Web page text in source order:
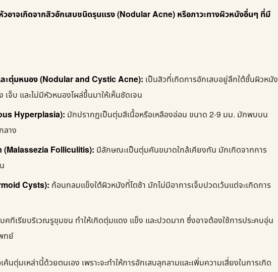
อาจเกิดจากสิวอักเสบชนิดรุนแรง (Nodular Acne) หรือภาวะทางผิวหนังอื่นๆ ที่มี
ะตุ่มหนอง (Nodular and Cystic Acne): เป็นสิวที่เกิดการอักเสบอยู่ลึกใต้ชั้นผิวหนัง
จ็บ และไม่มีหัวหนองโผล่ขึ้นมาให้เห็นชัดเจน
Hyperplasia): มักปรากฏเป็นตุ่มสีเนื้อหรือเหลืองอ่อน ขนาด 2-9 มม. มักพบบน
ลาง
(Malassezia Folliculitis): มีลักษณะเป็นตุ่มคันขนาดใกล้เคียงกัน มักเกิดจากการ
Cysts): ก้อนกลมแข็งใต้ผิวหนังที่โตช้า มักไม่มีอาการเจ็บปวดเว้นแต่จะเกิดการ
คทีเรียบริเวณรูขุมขน ทำให้เกิดตุ่มแดง แข็ง และปวดมาก ซึ่งอาจต้องใช้การประคบอุ่น
ทย์
นตุ่มเหล่านี้ด้วยตนเอง เพราะจะทำให้การอักเสบลุกลามและเพิ่มความเสี่ยงในการเกิด